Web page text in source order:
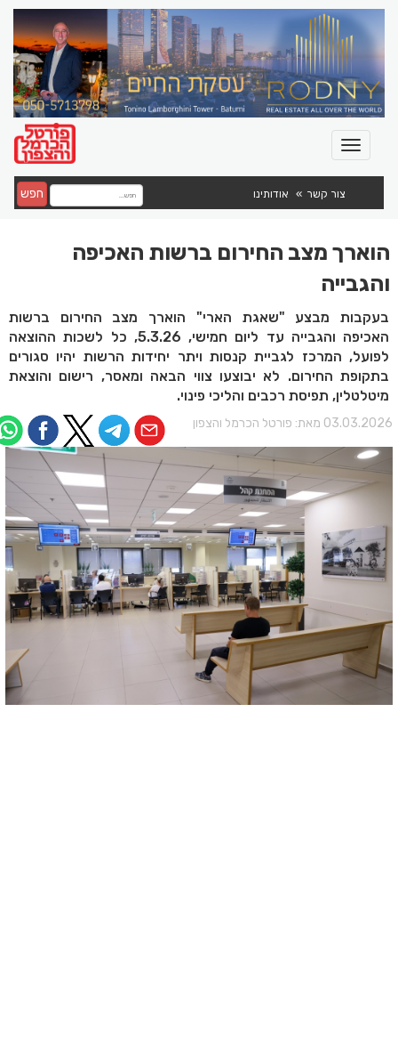
צור קשר אודותינו חפש
הוארך מצב החירום ברשות האכיפה
והגבייה
בעקבות מבצע "שאגת הארי" הוארך מצב החירום ברשות
האכיפה והגבייה עד ליום חמישי, 5.3.26, כל לשכות ההוצאה
לפועל, המרכז לגביית קנסות ויתר יחידות הרשות יהיו סגורים
בתקופת החירום. לא יבוצעו צווי הבאה ומאסר, רישום והוצאת
מיטלטלין, תפיסת רכבים והליכי פינוי.
מאת: פורטל הכרמל והצפון